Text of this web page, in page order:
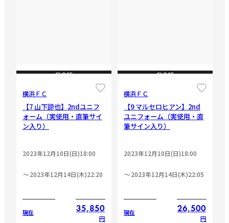
CLOSE
横浜ＦＣ
【7 山下諒也】2ndユニフ
ォーム（実使用・直筆サイ
ン入り）
2023年12月10日(日)18:00
2023年12月14日(木)22:20
現在 35,850
円
CLOSE
横浜ＦＣ
【9 マルセロヒアン】2nd
ユニフォーム（実使用・直
筆サイン入り）
2023年12月10日(日)18:00
2023年12月14日(木)22:05
現在 26,500
円